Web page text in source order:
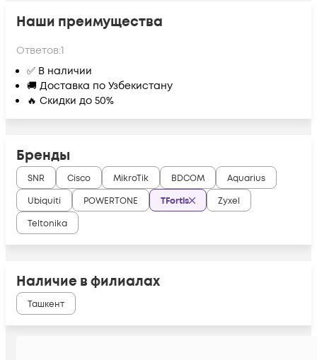
Наши преимущества
Ответов:1
✅ В наличии
🚚 Доставка по Узбекистану
🔥 Скидки до 50%
Бренды
SNR Cisco MikroTik BDCOM
Aquarius
Ubiquiti
POWERTONE TFortis
Zyxel
Teltonika
Наличие в филиалах
Ташкент